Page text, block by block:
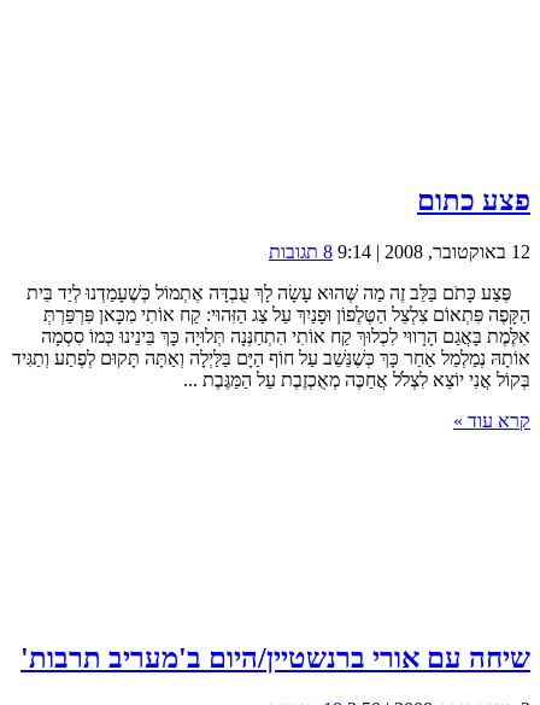
פצע כתום
12 באוקטובר, 2008 | 9:14
8 תגובות
פֶּצַע כָּתֹם בַּלֵּב זֶה מַה שֶּׁהוּא עָשָׂה לָךְ עֻבְדָּה אֶתְמוֹל כְּשֶׁעָמַדְנוּ לְיַד בֵּית
הַקָּפֶה פִּתְאוֹם צִלְצֵל הַטֶּלֶפוֹן וּפָנַיִךְ עַל צַג הַזִּהוּי: קַח אוֹתִי מִכָּאן פִּרְפַּרְתְּ
אִלֶּמֶת בָּאֲגַם הָרָווּי לִכְלוּךְ קַח אוֹתִי הִתְחַנְּנָה תְּלוּיָה כָּךְ בֵּינֵינוּ כְּמוֹ סִסְמָה
אוֹתָהּ נְמַלְמֵל אַחַר כָּךְ כְּשֶׁנֵּשֵׁב עַל חוֹף הַיָּם בַּלַּיְלָה וְאַתָּה תָּקוּם לְפֶתַע וְתַגִּיד
בְּקוֹל אֲנִי יוֹצֵא לִצְלֹל אֲחַכֶּה מְאֻכְזֶבֶת עַל הַמַּגֶּבֶת ...
קרא עוד »
שיחה עם אורי ברנשטיין/היום ב'מעריב תרבות'